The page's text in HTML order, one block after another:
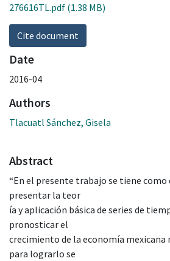
276616TL.pdf (1.38 MB)
Cite document
Date
2016-04
Authors
Tlacuatl Sánchez, Gisela
Abstract
“En el presente trabajo se tiene
presentar la teor
ía y aplicación básica de series de
pronosticar el
crecimiento de la economía mexicana
para lograrlo se